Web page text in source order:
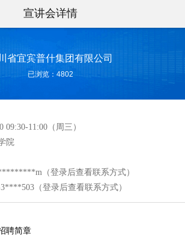
宣讲会详情
省宜宾普什集团有限公司
已浏览：4802
09:30-11:00（周三）
院
（登录后查看联系方式）
（登录后查看联系方式）
聘简章